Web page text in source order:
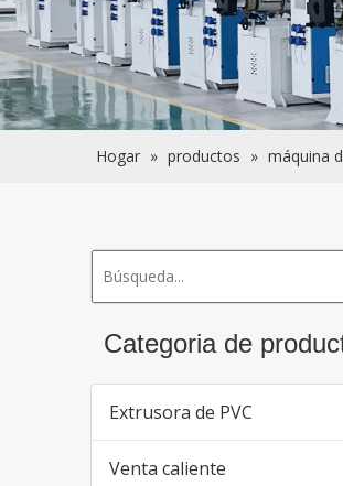
Hogar » productos » máquina
Categoria de
Extrusora de PVC
Venta caliente